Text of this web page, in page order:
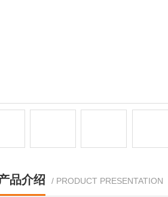
品介绍 / PRODUCT PRESENTATION